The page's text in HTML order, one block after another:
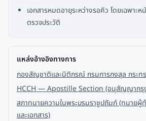
เอกสารหมดอายุระหว่างรอคิว โดยเฉพาะ
ตรวจประวัติ
แหล่งอ้างอิงทางการ
กองสัญชาติและนิติกรณ์ กรมการกงสุล กระทร
HCCH — Apostille Section (อนุสัญญากรุ
สภาทนายความในพระบรมราชูปถัมภ์ (ทนายผู้
และเอกสาร)